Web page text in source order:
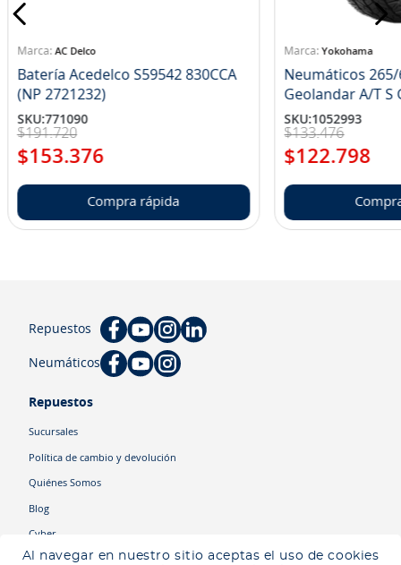
Al navegar en nuestro sitio aceptas el uso de cookies
AC Delco
Batería Acedelco S59542 830CCA
(NP 2721232)
SKU:771090
$191.720
$153.376
Compra rápida
Yokohama
Neumáticos 265/
SKU:1052993
$133.476
$122.798
Repuestos
Neumáticos
Repuestos
Sucursales
Política de cambio y devolución
Quiénes Somos
Blog
Cyber